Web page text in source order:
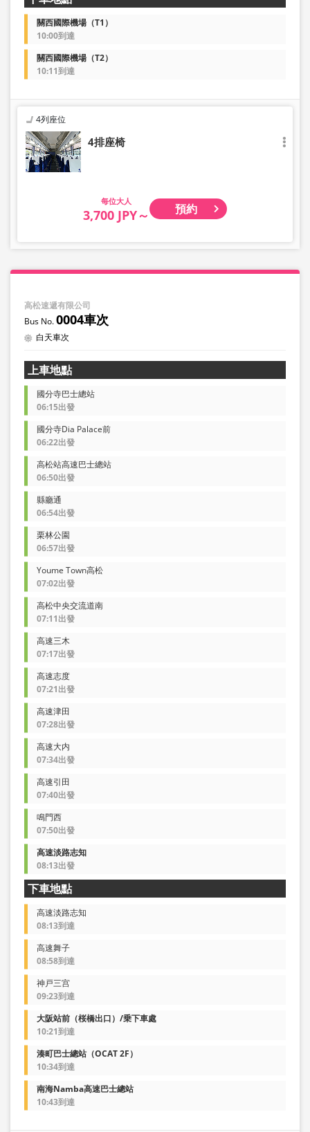
關西國際機場（T1）
10:00到達
關西國際機場（T2）
10:11到達
4列座位
4排座椅
大人
3,700 JPY～ 預約
高松速遞有限公司
0004車次
白天車次
上車地點
國分寺巴士總站
06:15出發
國分寺Dia Palace前
06:22出發
高松站高速巴士總站
06:50出發
縣廳通
06:54出發
栗林公園
06:57出發
Youme Town高松
07:02出發
高松中央交流道南
07:11出發
高速三木
07:17出發
高速志度
07:21出發
高速津田
07:28出發
高速大内
07:34出發
高速引田
07:40出發
鳴門西
07:50出發
高速淡路志知
08:13出發
下車地點
高速淡路志知
08:13到達
高速舞子
08:58到達
神戸三宫
09:23到達
大阪站前（桜橋出口）/乗下車處
10:21到達
湊町巴士總站（OCAT 2F）
10:34到達
南海Namba高速巴士總站
10:43到達